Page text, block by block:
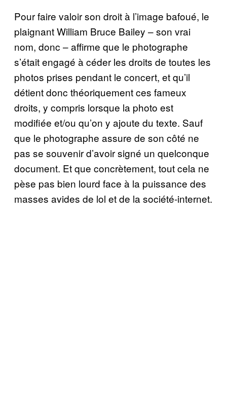
Pour faire valoir son droit à l’image bafoué, le
plaignant William Bruce Bailey – son vrai
nom, donc – affirme que le photographe
s’était engagé à céder les droits de toutes les
photos prises pendant le concert, et qu’il
détient donc théoriquement ces fameux
droits, y compris lorsque la photo est
modifiée et/ou qu’on y ajoute du texte. Sauf
que le photographe assure de son côté ne
pas se souvenir d’avoir signé un quelconque
document. Et que concrètement, tout cela ne
pèse pas bien lourd face à la puissance des
masses avides de lol et de la société-internet.